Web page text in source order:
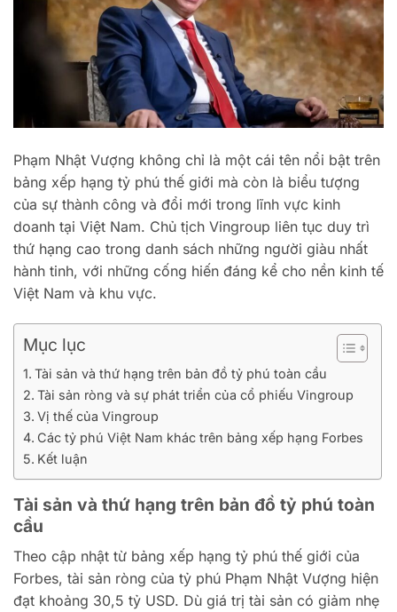
Phạm Nhật Vượng không chỉ là một cái tên nổi bật trên
bảng xếp hạng tỷ phú thế giới mà còn là biểu tượng
của sự thành công và đổi mới trong lĩnh vực kinh
doanh tại Việt Nam. Chủ tịch Vingroup liên tục duy trì
thứ hạng cao trong danh sách những người giàu nhất
hành tinh, với những cống hiến đáng kể cho nền kinh tế
Việt Nam và khu vực.
Mục lục
Tài sản và thứ hạng trên bản đồ tỷ phú toàn cầu
Tài sản ròng và sự phát triển của cổ phiếu Vingroup
Vị thế của Vingroup
Các tỷ phú Việt Nam khác trên bảng xếp hạng Forbes
Kết luận
Tài sản và thứ hạng trên bản đồ tỷ phú toàn
cầu
Theo cập nhật từ bảng xếp hạng tỷ phú thế giới của
Forbes, tài sản ròng của tỷ phú Phạm Nhật Vượng hiện
đạt khoảng 30,5 tỷ USD. Dù giá trị tài sản có giảm nhẹ